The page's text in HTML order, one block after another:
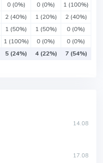
0 (0%) 0 (0%)
1 (100%)
2 (40%) 1 (20%)
2 (40%)
1 (50%) 1 (50%)
0 (0%)
1 (100%) 0 (0%)
0 (0%)
5 (24%) 4 (22%) 7 (54%)
14.08
17.08